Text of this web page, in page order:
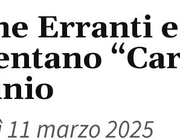
Erranti
marzo 2025